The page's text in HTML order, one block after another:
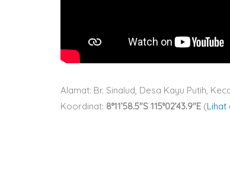
Alamat: Br. Sinalud, Desa Kayu Putih,
Koordinat: 8°11’58.5″S 115°02’43.9″E (Lihat